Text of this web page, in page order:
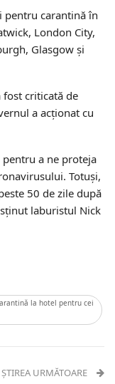
pentru carantină în
London City,
Glasgow şi
criticată de
a acţionat cu
a ne proteja
Totuşi,
50 de zile după
laburistul Nick
la hotel pentru cei
ȘTIREA URMĂTOARE